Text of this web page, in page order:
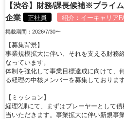
【渋谷】財務/課長候補※プライ
企業
正社員 紹介： イーキャリア
掲載期間：2026/7/30〜
【募集背景】
事業規模拡大に伴い、それを支える財務
なっています。
体制を強化して事業目標達成に向けて、
る経理の中核メンバーを募集しております
【ミッション】
経理2課にて、まずはプレーヤーとして
当いただきます。事業拡大に伴い新規事